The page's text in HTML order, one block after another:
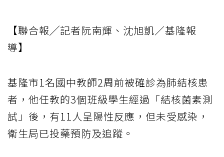
【聯合報╱記者阮南輝、沈旭凱／基隆報
導】
基隆市1名國中教師2周前被確診為肺結核患
者，他任教的3個班級學生經過「結核菌素測
試」後，有11人呈陽性反應，但未受感染，
衛生局已投藥預防及追蹤。